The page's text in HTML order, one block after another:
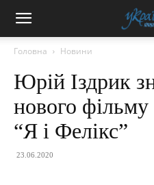
Головна Новини
Юрій Іздрик
нового
“Я і Фелікс”
23.06.2020